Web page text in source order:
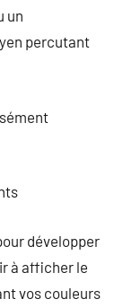
un
percutant
développer
à afficher le
vos couleurs